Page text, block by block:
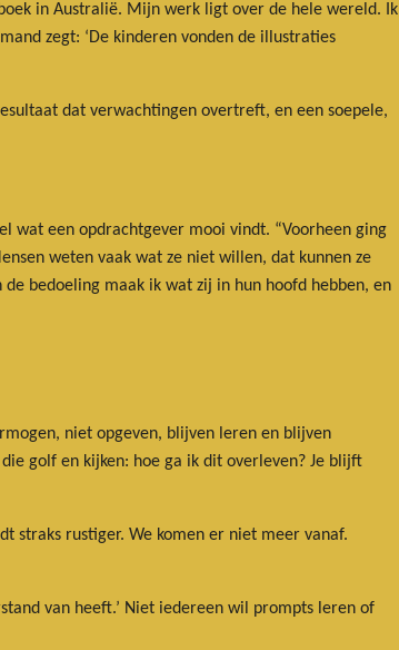
in Australië. Mijn werk ligt over de hele wereld. Ik
zegt: ‘De kinderen vonden de illustraties
dat verwachtingen overtreft, en een soepele,
wat een opdrachtgever mooi vindt. “Voorheen ging
weten vaak wat ze niet willen, dat kunnen ze
bedoeling maak ik wat zij in hun hoofd hebben, en
niet opgeven, blijven leren en blijven
golf en kijken: hoe ga ik dit overleven? Je blijft
straks rustiger. We komen er niet meer vanaf.
van heeft.’ Niet iedereen wil prompts leren of